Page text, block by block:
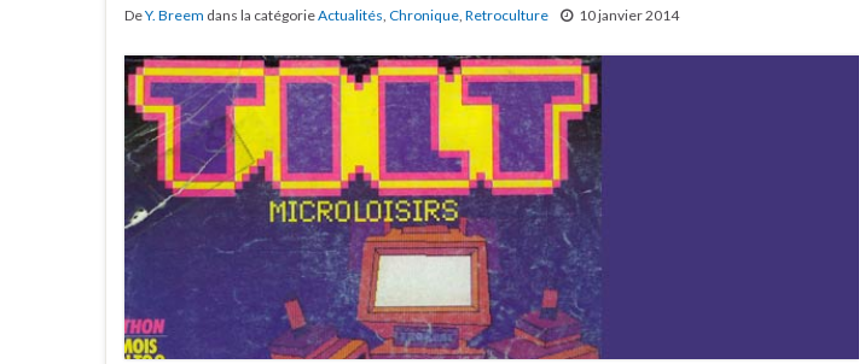
DeY. Breem dans la catégorieActualités Chronique Retroculture 10 janvier 2014